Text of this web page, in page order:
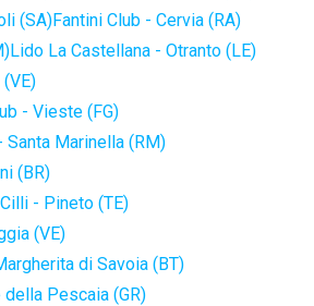
(SA)Fantini Club - Cervia (RA)
Lido La Castellana - Otranto (LE)
- Vieste (FG)
Marinella (RM)
(BR)
- Pineto (TE)
(VE)
di Savoia (BT)
Pescaia (GR)